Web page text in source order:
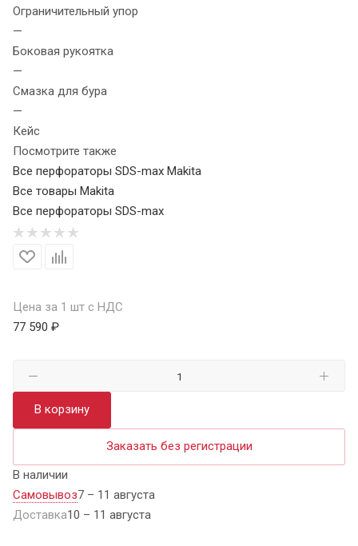
Ограничительный упор
—
Боковая рукоятка
—
Смазка для бура
—
Кейс
Посмотрите также
Все перфораторы SDS-max Makita
Все товары Makita
Все перфораторы SDS-max
Цена за 1 шт с НДС
77 590 ₽
В корзину
Заказать без регистрации
В наличии
Самовывоз7 – 11 августа
Доставка10 – 11 августа